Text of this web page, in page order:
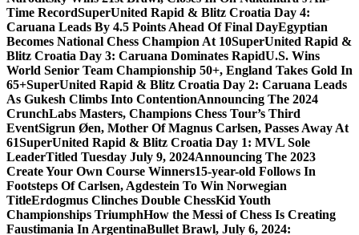
Time RecordSuperUnited Rapid & Blitz Croatia Day 4:
Caruana Leads By 4.5 Points Ahead Of Final DayEgyptian
Becomes National Chess Champion At 10SuperUnited Rapid &
Blitz Croatia Day 3: Caruana Dominates RapidU.S. Wins
World Senior Team Championship 50+, England Takes Gold In
65+SuperUnited Rapid & Blitz Croatia Day 2: Caruana Leads
As Gukesh Climbs Into ContentionAnnouncing The 2024
CrunchLabs Masters, Champions Chess Tour’s Third
EventSigrun Øen, Mother Of Magnus Carlsen, Passes Away At
61SuperUnited Rapid & Blitz Croatia Day 1: MVL Sole
LeaderTitled Tuesday July 9, 2024Announcing The 2023
Create Your Own Course Winners15-year-old Follows In
Footsteps Of Carlsen, Agdestein To Win Norwegian
TitleErdogmus Clinches Double ChessKid Youth
Championships TriumphHow the Messi of Chess Is Creating
Faustimania In ArgentinaBullet Brawl, July 6, 2024: